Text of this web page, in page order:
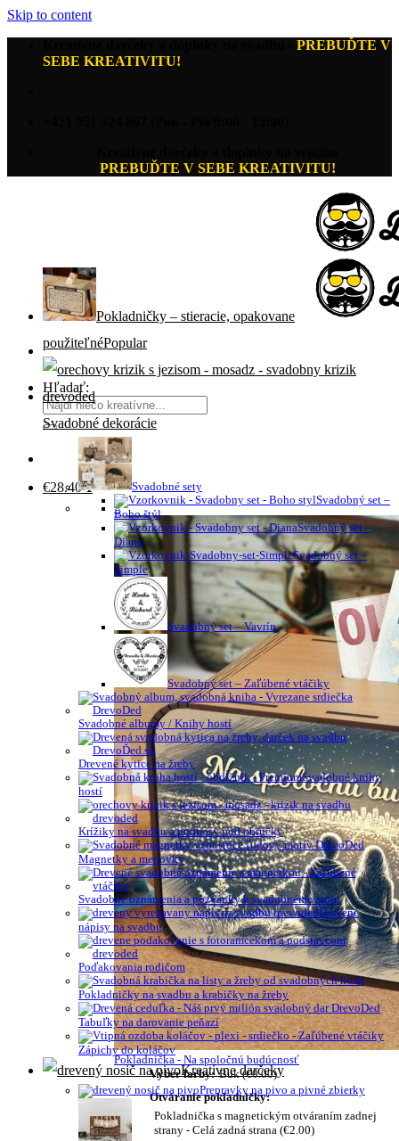
Skip to content
PREBUĎTE V
SEBE KREATIVITU!
PREBUĎTE V SEBE KREATIVITU!
Hľadať:
€28.40 1
×
Pokladnička - Na spoločnú budúcnosť
Výber farby: Buk (€0.00)
Otváranie pokladničky:
Pokladnička s magnetickým otváraním zadnej
strany - Celá zadná strana (€2.00)
Pokladničky – stieracie, opakovane
použiteľné
Svadobné dekorácie
Svadobné sety
Svadobný set –
Boho štýl
Svadobný set –
Diana
Svadobný set –
Simple
Svadobný set – Vavrín
Svadobný set – Zaľúbené vtáčiky
Svadobné albumy / Knihy hostí
Drevené kytice na žreby
Svadobné knihy
hostí
Krížiky na svadbu a podnosy pod obrúčky
Magnetky a menovky
Svadobné oznámenia a pozvánky k svadobnému stolu
Drevené
nápisy na svadbu
Poďakovania rodičom
Pokladničky na svadbu a krabičky na žreby
Tabuľky na darovanie peňazí
Zápichy do koláčov
Kreatívne darčeky
Prepravky na pivo a pivné zbierky